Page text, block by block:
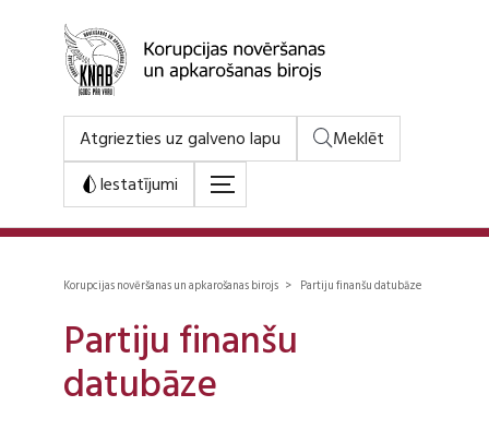
Atgriezties uz galveno lapu
Meklēt
Iestatījumi
Korupcijas novēršanas un apkarošanas birojs > Partiju finanšu datubāze
Partiju finanšu
datubāze